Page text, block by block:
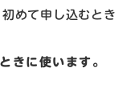
めて申し込むとき
きに使います。